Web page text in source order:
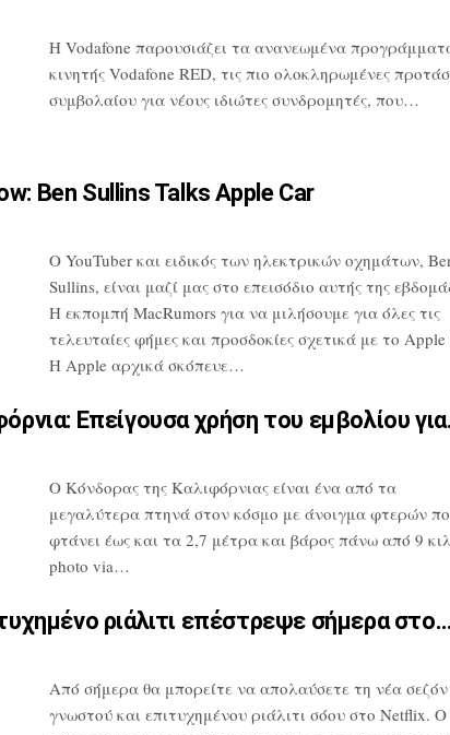
H Vodafone παρουσιάζει τα ανανεωμένα
κινητής Vodafone RED, τιςπιο ολοκληρωμένες
συμβολαίουγια νέους ιδιώτες συνδρομητές, που…
Ben Sullins Talks Apple Car
Ο YouTuber και ειδικός των ηλεκτρικώνοχημάτων,
Sullins, είναι μαζί μαςστο επεισόδιο αυτής της
Ηεκπομπή MacRumors για να μιλήσουμε γιαόλες τις
τελευταίες φήμες και προσδοκίεςσχετικά με το Apple
Η Apple αρχικάσκόπευε…
Επείγουσαχρήση του εμβολίου
Ο Κόνδορας της Καλιφόρνιας είναι ένα από τα
μεγαλύτερα πτηνά στον κόσμο μεάνοιγμα φτερών
φτάνει έως και τα 2,7 μέτρα και βάρος πάνω από 9
photo via…
ριάλιτι επέστρεψε σήμερα στο…
Από σήμερα θα μπορείτε να απολαύσετε τη νέα
γνωστού και επιτυχημένουριάλιτι σόου στο Netflix. Ο